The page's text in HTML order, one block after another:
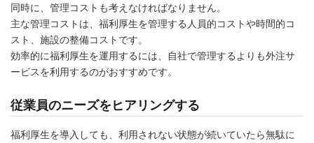
同時に、管理コストも考えなければなりません。
主な管理コストは、福利厚生を管理する人員的コストや時間的コ
スト、施設の整備コストです。
効率的に福利厚生を運用するには、自社で管理するよりも外注サ
ービスを利用するのがおすすめです。
従業員のニーズをヒアリングする
福利厚生を導入しても、利用されない状態が続いていたら無駄に